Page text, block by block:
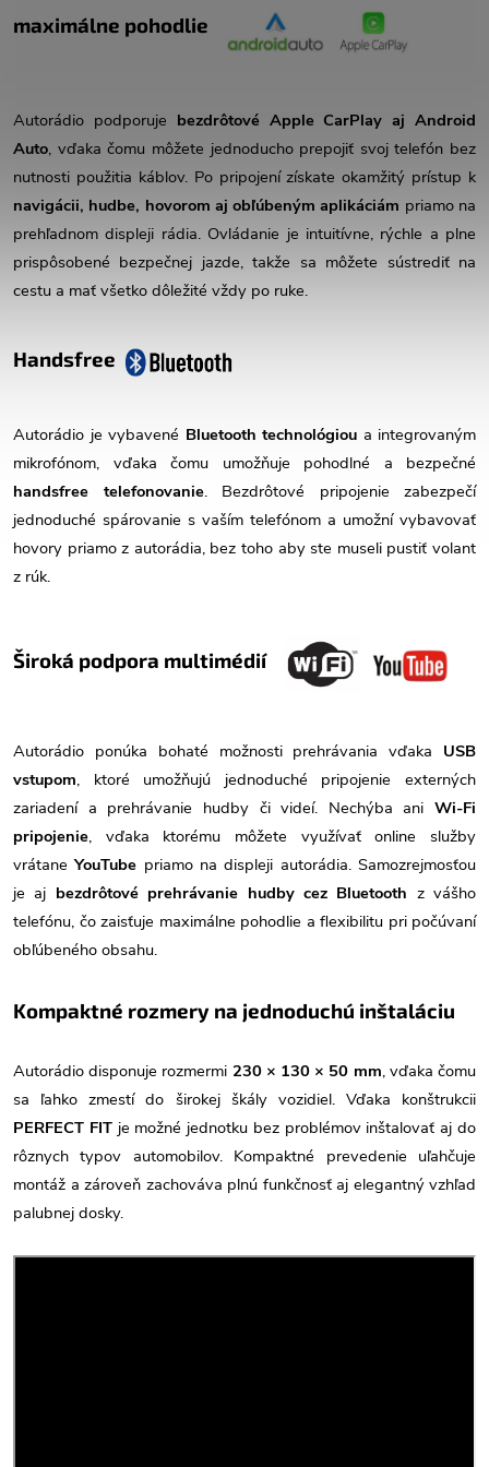
maximálne pohodlie
Autorádio podporuje bezdrôtové Apple CarPlay aj Android
Auto, vďaka čomu môžete jednoducho prepojiť svoj telefón bez
nutnosti použitia káblov. Po pripojení získate okamžitý prístup k
navigácii, hudbe, hovorom aj obľúbeným aplikáciám priamo na
prehľadnom displeji rádia. Ovládanie je intuitívne, rýchle a plne
prispôsobené bezpečnej jazde, takže sa môžete sústrediť na
cestu a mať všetko dôležité vždy po ruke.
Handsfree
Autorádio je vybavené Bluetooth technológiou a integrovaným
mikrofónom, vďaka čomu umožňuje pohodlné a bezpečné
handsfree telefonovanie. Bezdrôtové pripojenie zabezpečí
jednoduché spárovanie s vaším telefónom a umožní vybavovať
hovory priamo z autorádia, bez toho aby ste museli pustiť volant
z rúk.
Široká podpora multimédií
Autorádio ponúka bohaté možnosti prehrávania vďaka USB
vstupom, ktoré umožňujú jednoduché pripojenie externých
zariadení a prehrávanie hudby či videí. Nechýba ani Wi-Fi
pripojenie, vďaka ktorému môžete využívať online služby
vrátaneYouTube priamo na displeji autorádia. Samozrejmosťou
je aj bezdrôtové prehrávanie hudby cez Bluetooth z vášho
telefónu, čo zaisťuje maximálne pohodlie a flexibilitu pri počúvaní
obľúbeného obsahu.
Kompaktné rozmery na jednoduchú inštaláciu
Autorádio disponuje rozmermi 230 × 130 × 50 mm, vďaka čomu
sa ľahko zmestí do širokej škály vozidiel. Vďaka konštrukcii
PERFECT FITje možné jednotku bez problémov inštalovať aj do
rôznych typov automobilov. Kompaktné prevedenie uľahčuje
montáž a zároveň zachováva plnú funkčnosť aj elegantný vzhľad
palubnej dosky.